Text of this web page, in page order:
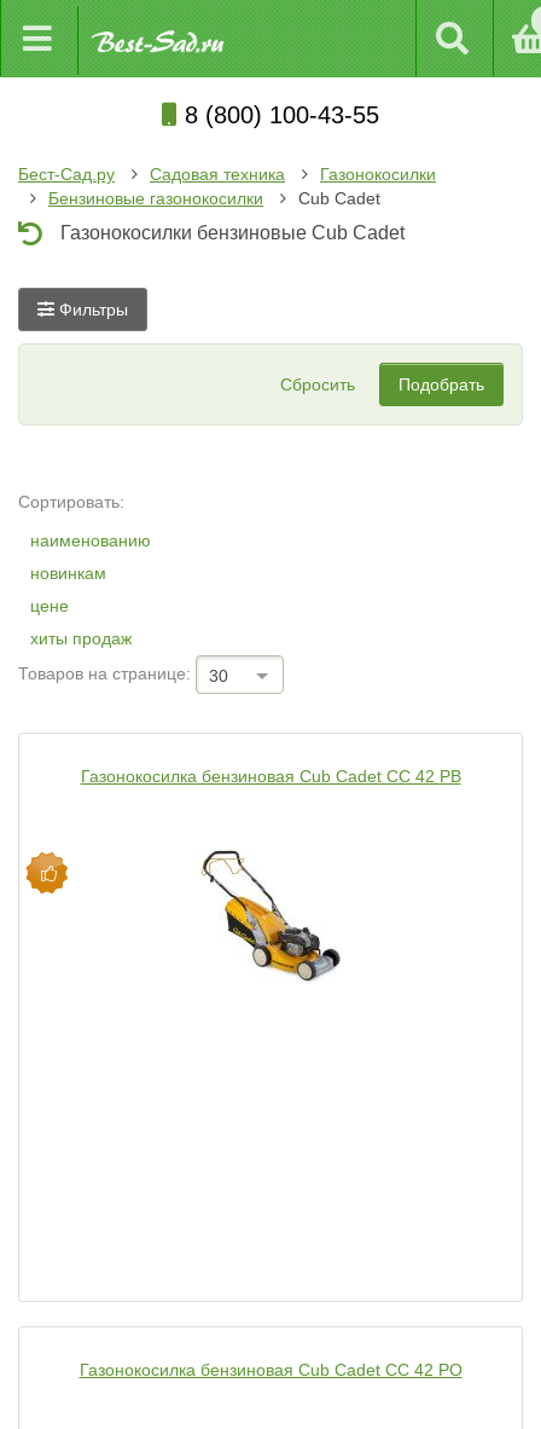
8 (800) 100-43-55
Бест-Сад.ру Садовая техника
Газонокосилки
Бензиновые газонокосилки
Cub Cadet
Газонокосилки бензиновые Cub Cadet
Фильтры
Сбросить Подобрать
Сортировать:
наименованию
новинкам
цене
хиты продаж
Товаров на странице:
30
Газонокосилка бензиновая Cub Cadet CC 42 PB
Газонокосилка бензиновая Cub Cadet CC 42 PO